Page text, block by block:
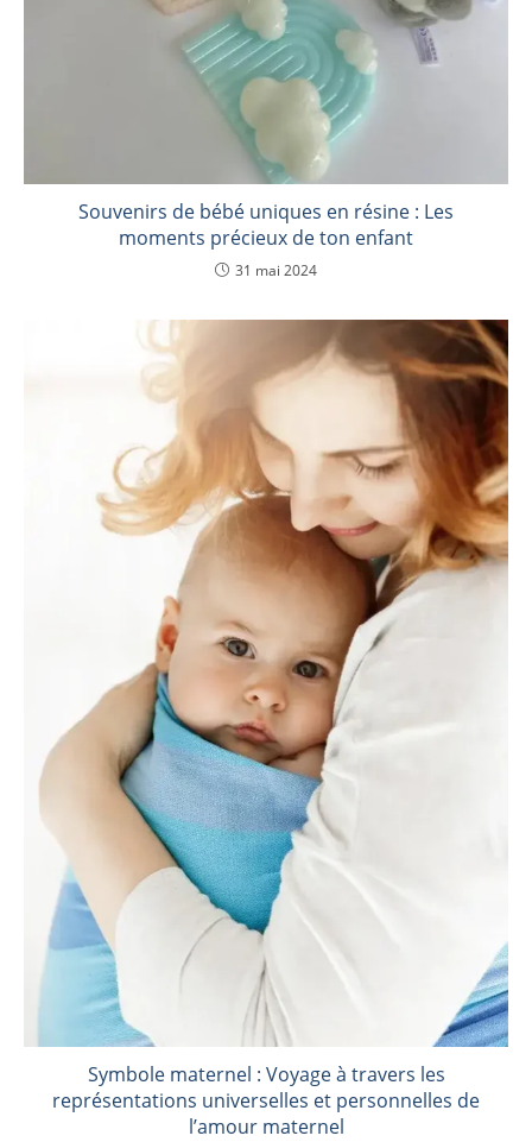
Souvenirs de bébé uniques en résine : Les
moments précieux de ton enfant
31 mai 2024
Symbole maternel : Voyage à travers les
représentations universelles et personnelles de
l’amour maternel